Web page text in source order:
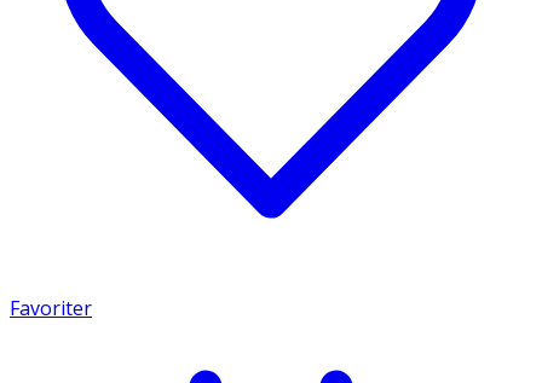
Favoriter